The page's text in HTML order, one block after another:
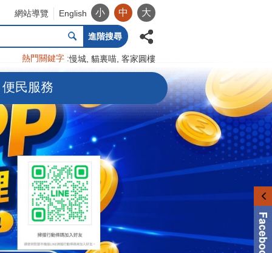
網站導覽 English 小 中 大
進階搜尋
熱門關鍵字 慢城 貓裏喵 客家圓樓
便民服務